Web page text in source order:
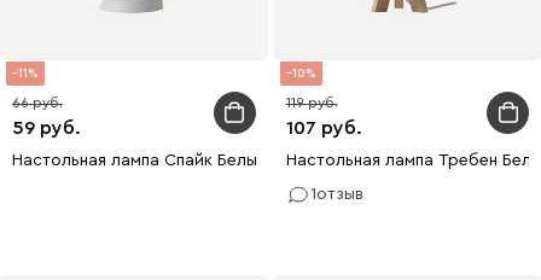
11
59
66
Настольная лампа Спайк Белый
10
107
119
Настольная лампа Требен
1отзыв